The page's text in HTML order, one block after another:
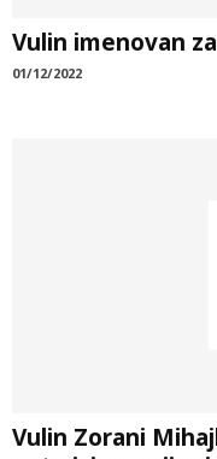
Vulin imenovan
01/12/2022
Vulin Zorani